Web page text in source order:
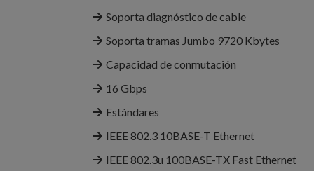
Soporta diagnóstico de cable
Soporta tramas Jumbo 9720 Kbytes
Capacidad de conmutación
16 Gbps
Estándares
IEEE 802.3 10BASE-T Ethernet
IEEE 802.3u 100BASE-TX Fast Ethernet